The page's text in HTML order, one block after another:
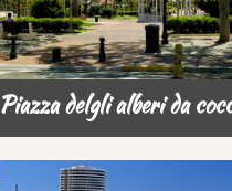
Piazza delgli alberi da